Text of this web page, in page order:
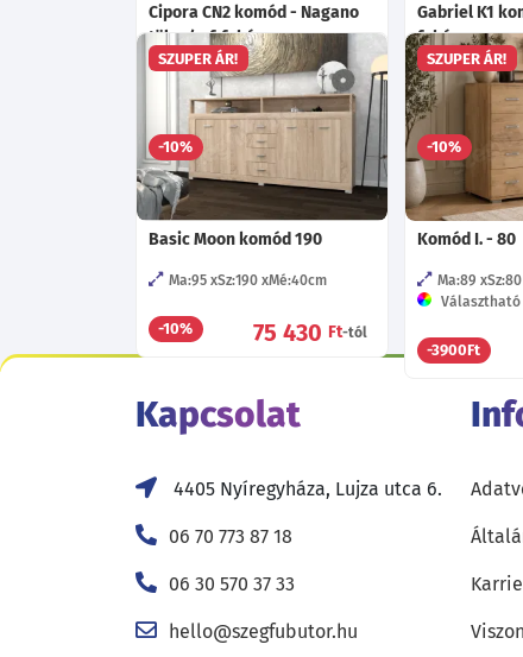
Cipora CN2 komód - Nagano
tölgy/mf. fehér
Ma:88.5 Sz:89.5 Mé:40cm
Választható led világítás!
-10% 68 315 -tól
Gabriel K1
fehér
Ma:83.7
Választható
-10%
SZUPER ÁR!
Basic Moon komód 190
Ma:95 Sz:190 Mé:40cm
-10% 75 430 Ft-tól
SZUPER ÁR!
Komód I. - 80
Ma:89 Sz:80
Választható
-3900Ft
Kapcsolat
4405 Nyíregyháza, Lujza utca 6.
06 70 773 87 18
06 30 570 37 33
hello@szegfubutor.hu